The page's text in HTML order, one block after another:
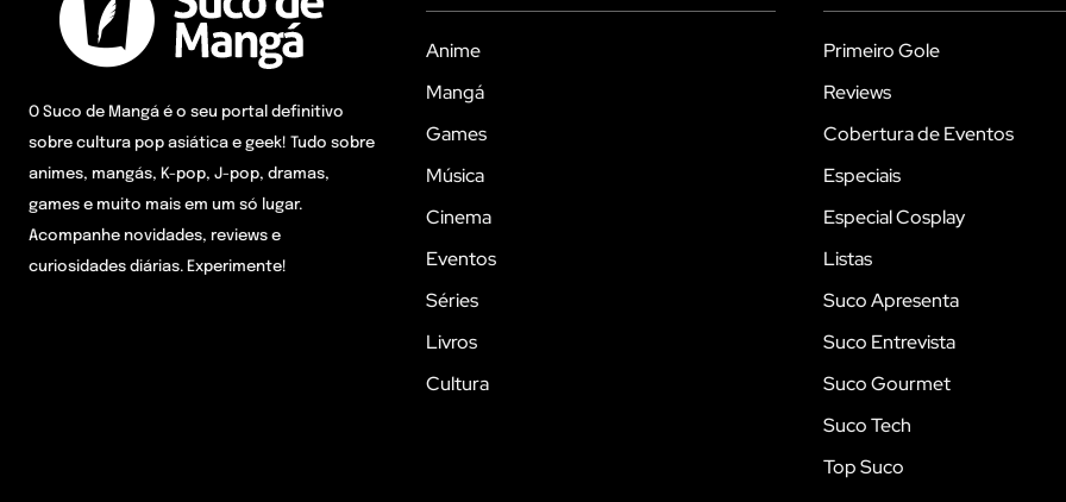
O Suco de Mangá é o seu portal definitivo
sobre cultura pop asiática e geek! Tudo sobre
animes, mangás, K-pop, J-pop, dramas,
games e muito mais em um só lugar.
Acompanhe novidades, reviews e
curiosidades diárias. Experimente!
Anime
Mangá
Games
Música
Cinema
Eventos
Séries
Livros
Cultura
Primeiro Gole
Reviews
Cobertura de Eventos
Especiais
Especial Cosplay
Listas
Suco Apresenta
Suco Entrevista
Suco Gourmet
Suco Tech
Top Suco